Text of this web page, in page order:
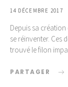
14 DÉCEMBRE 2017
Depuis sa création
se réinventer. Ces
trouvé le filon
PARTAGER